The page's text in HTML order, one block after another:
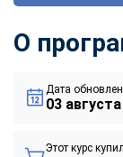
О
Дата
03
Этот курс